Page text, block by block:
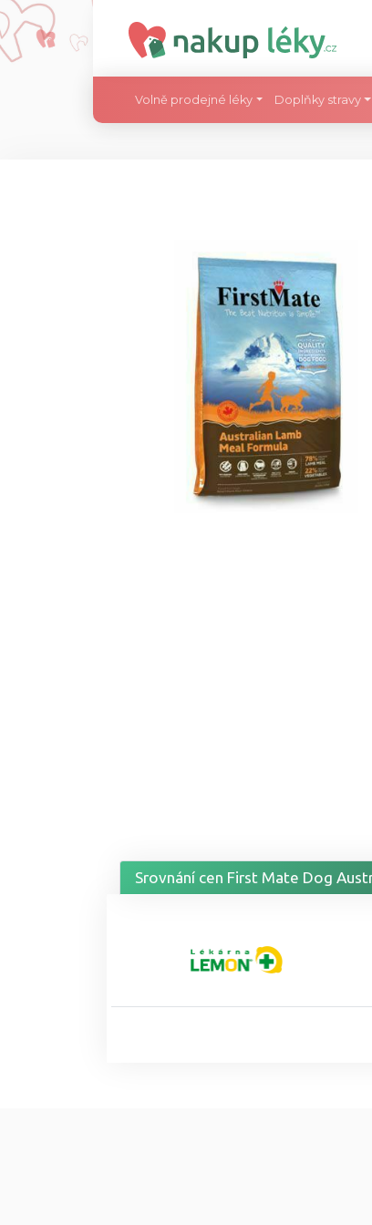
Volně prodejné léky Doplňky stravy
Srovnání cen First Mate Dog